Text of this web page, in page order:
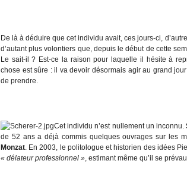
De là à déduire que cet individu avait, ces jours-ci,
d’autant plus volontiers que, depuis le début de cette
Le sait-il ? Est-ce la raison pour laquelle il hésite à
chose est sûre : il va devoir désormais agir au grand
de prendre.
Cet individu n’est nullement un inconnu.
de 52 ans a déjà commis quelques ouvrages sur les
Monzat. En 2003, le politologue et historien des idées
« délateur professionnel », estimant même qu’il se